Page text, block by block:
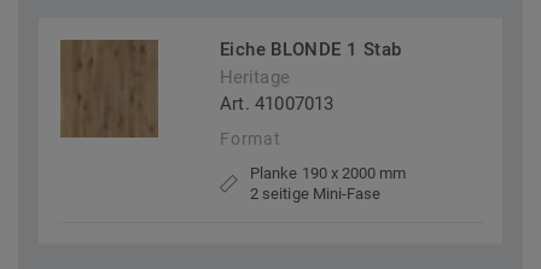
Eiche BLONDE 1 Stab
Heritage
Art. 41007013
Format
Planke 190 x 2000 mm
2 seitige Mini-Fase